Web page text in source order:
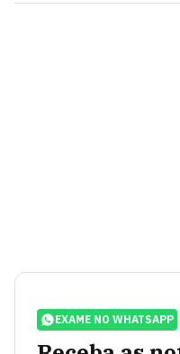
EXAME NO WHATSAPP